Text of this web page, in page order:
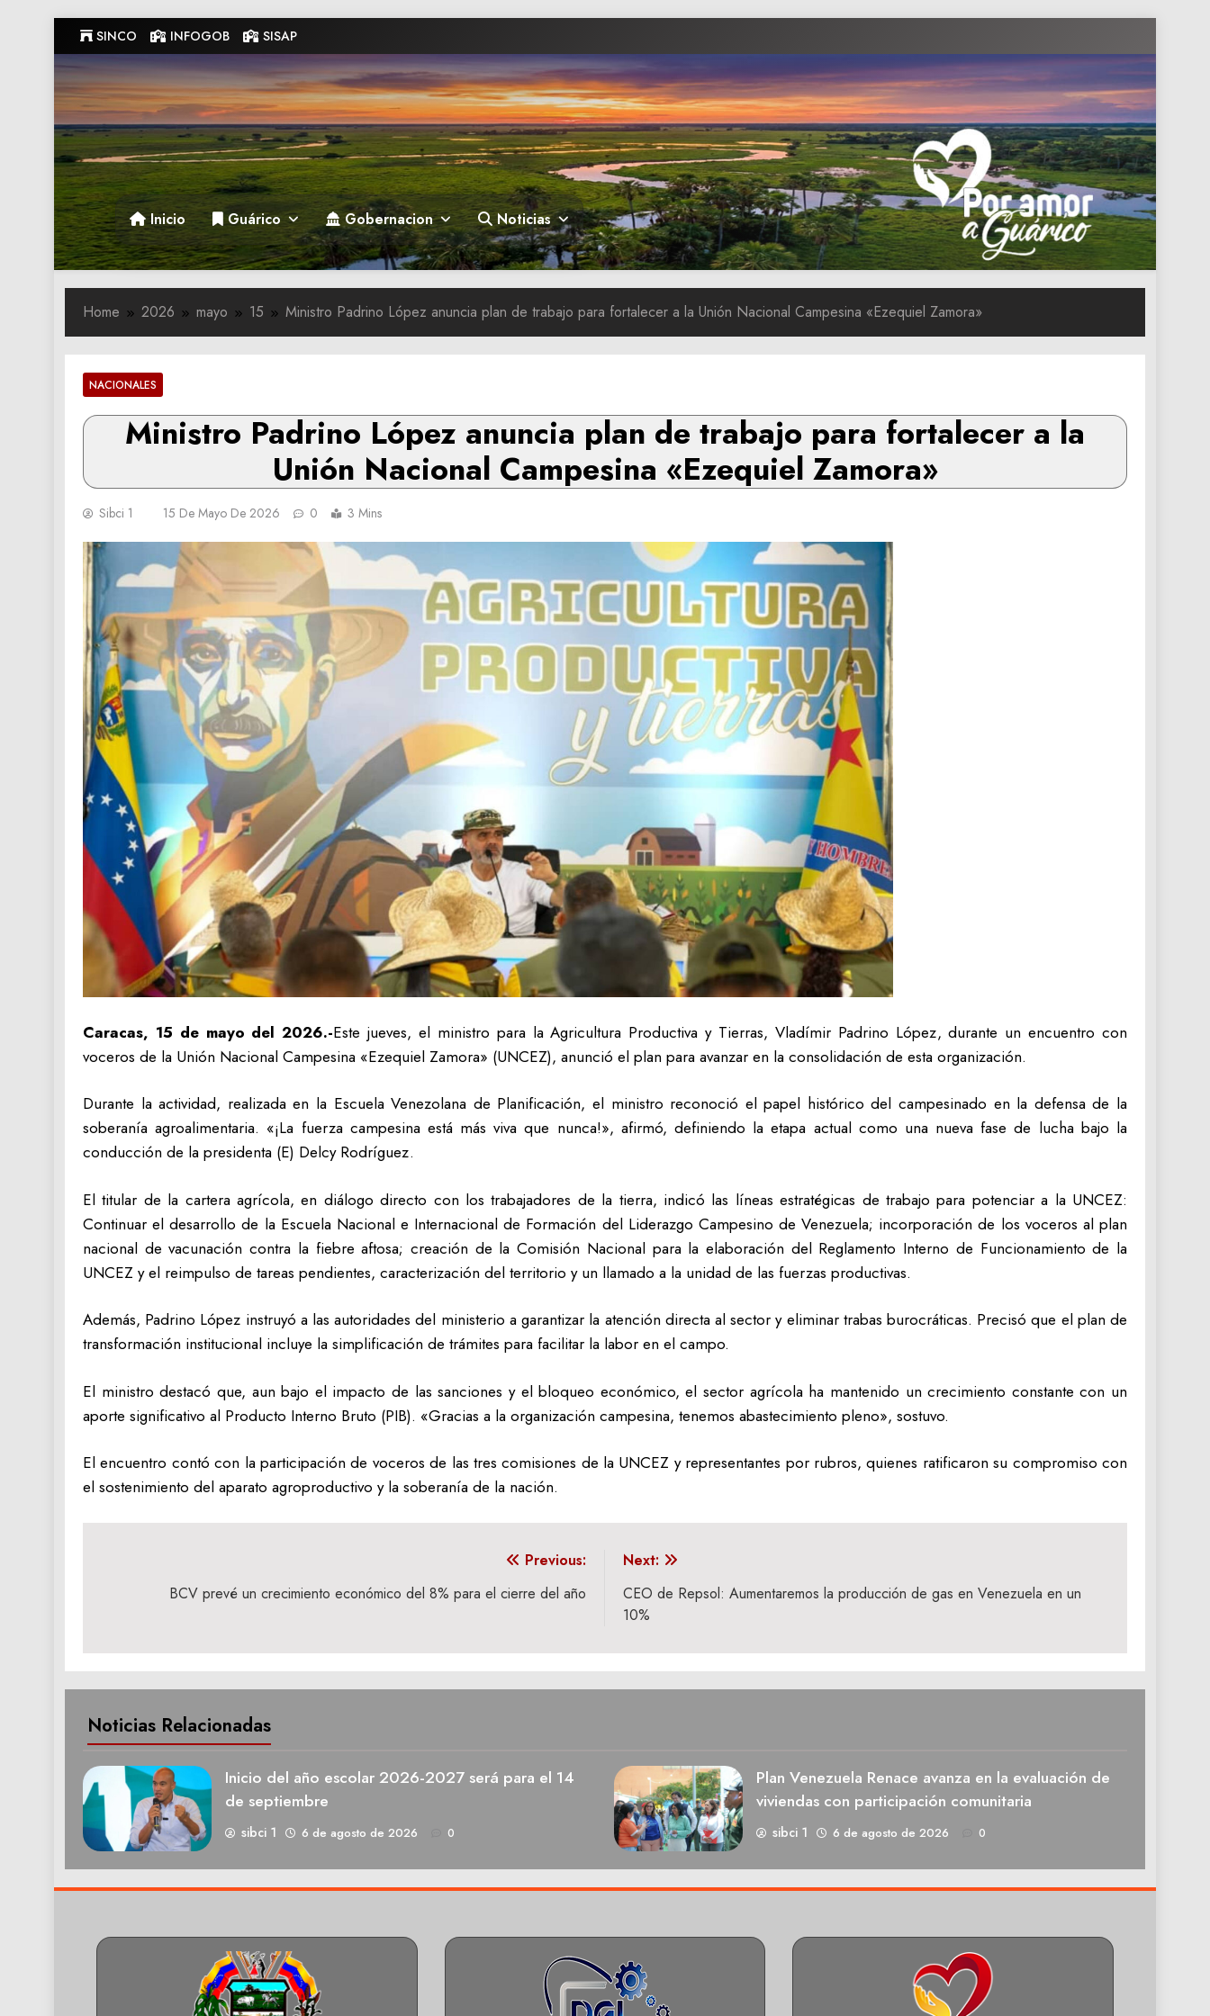
to
content
SINCO INFOGOB SISAP
Gobernacion de Guarico
Gobernacion de Guarico
Inicio Guárico Gobernacion Noticias
Home 2026 mayo 15 Ministro Padrino López anuncia plan de trabajo para fortalecer a la Unión Nacional Campesina «Ezequiel Zamora»
NACIONALES
Ministro Padrino López anuncia plan de trabajo para fortalecer a la
Unión Nacional Campesina «Ezequiel Zamora»
Sibci 1 15 De Mayo De 2026 0 3 Mins
Caracas, 15 de mayo del 2026.-Este jueves, el ministro para la Agricultura Productiva y Tierras, Vladímir Padrino López, durante un encuentro con
voceros de la Unión Nacional Campesina «Ezequiel Zamora» (UNCEZ), anunció el plan para avanzar en la consolidación de esta organización.
Durante la actividad, realizada en la Escuela Venezolana de Planificación, el ministro reconoció el papel histórico del campesinado en la defensa de la
soberanía agroalimentaria. «¡La fuerza campesina está más viva que nunca!», afirmó, definiendo la etapa actual como una nueva fase de lucha bajo la
conducción de la presidenta (E) Delcy Rodríguez.
El titular de la cartera agrícola, en diálogo directo con los trabajadores de la tierra, indicó las líneas estratégicas de trabajo para potenciar a la UNCEZ:
Continuar el desarrollo de la Escuela Nacional e Internacional de Formación del Liderazgo Campesino de Venezuela; incorporación de los voceros al plan
nacional de vacunación contra la fiebre aftosa; creación de la Comisión Nacional para la elaboración del Reglamento Interno de Funcionamiento de la
UNCEZ y el reimpulso de tareas pendientes, caracterización del territorio y un llamado a la unidad de las fuerzas productivas.
Además, Padrino López instruyó a las autoridades del ministerio a garantizar la atención directa al sector y eliminar trabas burocráticas. Precisó que el plan de
transformación institucional incluye la simplificación de trámites para facilitar la labor en el campo.
El ministro destacó que, aun bajo el impacto de las sanciones y el bloqueo económico, el sector agrícola ha mantenido un crecimiento constante con un
aporte significativo al Producto Interno Bruto (PIB). «Gracias a la organización campesina, tenemos abastecimiento pleno», sostuvo.
El encuentro contó con la participación de voceros de las tres comisiones de la UNCEZ y representantes por rubros, quienes ratificaron su compromiso con
el sostenimiento del aparato agroproductivo y la soberanía de la nación.
Previous:
BCV prevé un crecimiento económico del 8% para el cierre del año
Next:
CEO de Repsol: Aumentaremos la producción de gas en Venezuela en un
10%
Noticias Relacionadas
Inicio del año escolar 2026-2027 será para el 14
de septiembre
sibci 1 6 de agosto de 2026 0
Plan Venezuela Renace avanza en la evaluación de
viviendas con participación comunitaria
sibci 1 6 de agosto de 2026 0